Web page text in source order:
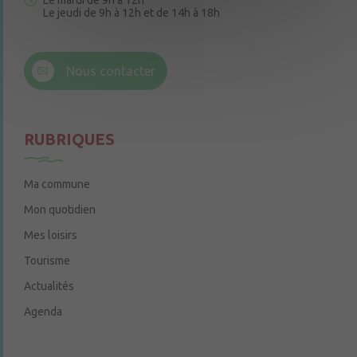
Le jeudi de 9h à 12h et de 14h à 18h
Nous contacter
RUBRIQUES
Ma commune
Mon quotidien
Mes loisirs
Tourisme
Actualités
Agenda